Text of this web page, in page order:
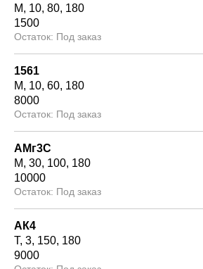
М
10 80 180
1500
Под заказ
1561
М
10 60 180
8000
Под заказ
АМг3С
М 30 100 180
10000
Под заказ
АК4
Т 3 150 180
9000